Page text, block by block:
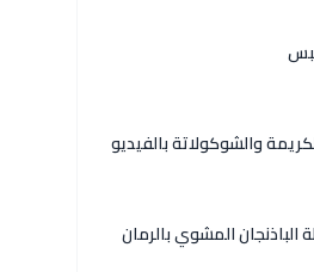
والشوكولاتة بالفيديو
المشوي بالرمان